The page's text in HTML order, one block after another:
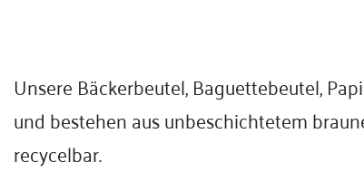
Unsere Bäckerbeutel, Baguettebeutel,
und bestehen aus unbeschichtetem
recycelbar.